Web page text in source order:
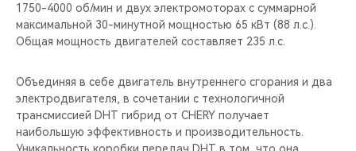
1750-4000 об/мин и двух электромоторах с суммарной
максимальной 30-минутной мощностью 65 кВт (88 л.с.).
Общая мощность двигателей составляет 235 л.с.
Объединяя в себе двигатель внутреннего сгорания и два
электродвигателя, в сочетании с технологичной
трансмиссией DHT гибрид от CHERY получает
наибольшую эффективность и производительность.
Уникальность коробки передач DHT в том, что она